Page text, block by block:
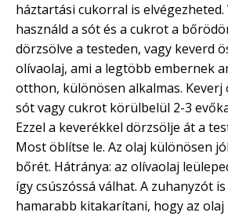
háztartási cukorral is elvégezheted.
használd a sót és a cukrot a
dörzsölve a testeden, vagy keverd
olívaolaj, ami a legtöbb embernek
otthon, különösen alkalmas. Keverj
sót vagy cukrot körülbelül 2-3
Ezzel a keverékkel dörzsölje át a
Most öblítse le. Az olaj különösen
bőrét. Hátránya: az olívaolaj
így csúszóssá válhat. A zuhanyzót
hamarabb kitakarítani, hogy az olaj